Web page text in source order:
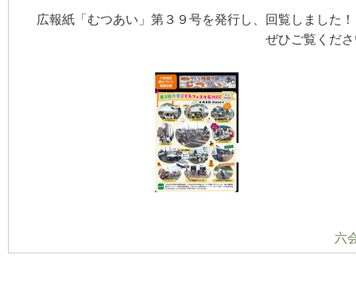
広報紙「むつあい」第３９号を発行し、回覧しました！
ぜひご覧ください
六